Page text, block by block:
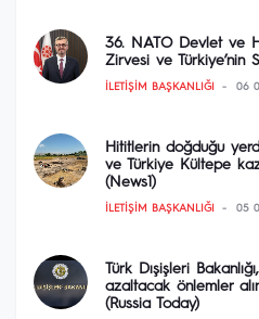
36. NATO Devlet ve
Zirvesi ve Türkiye’nin
İLETIŞIM BAŞKANLIĞI 06
Hititlerin doğduğu
ve Türkiye Kültepe
(News1)
İLETIŞIM BAŞKANLIĞI 05
Türk Dışişleri
azaltacak önlemler
(Russia Today)